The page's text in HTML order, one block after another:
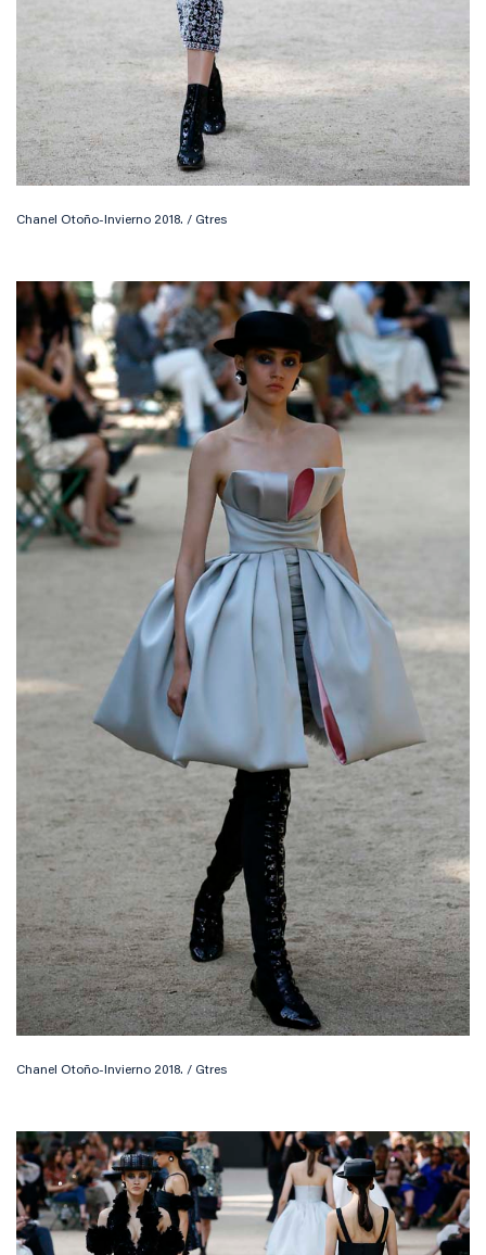
Chanel Otoño-Invierno 2018. / Gtres
Chanel Otoño-Invierno 2018. / Gtres